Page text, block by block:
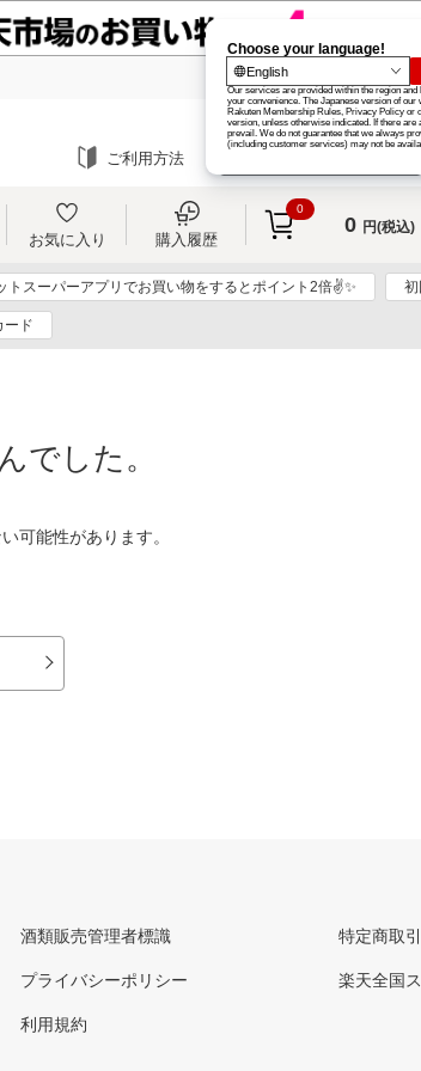
楽天グ
ご利用方法
お気に入り 購入履歴
0
0 円(税込)
トスーパーアプリでお買い物をするとポイント2倍✌✨ 初
ード
でした。
可能性があります。
酒類販売管理者標識
プライバシーポリシー
利用規約
特定商取
楽天全国